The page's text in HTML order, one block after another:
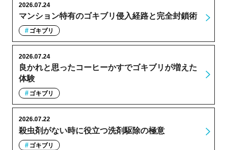
マンション特有のゴキブリ侵入経路と完全封鎖術
2026.07.24
ゴキブリ
良かれと思ったコーヒーかすでゴキブリが増えた
体験
2026.07.24
ゴキブリ
殺虫剤がない時に役立つ洗剤駆除の極意
2026.07.22
ゴキブリ